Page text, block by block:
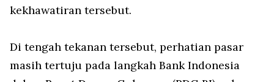
kekhawatiran tersebut.
Di tengah tekanan tersebut, perhatian pasar
masih tertuju pada langkah Bank Indonesia